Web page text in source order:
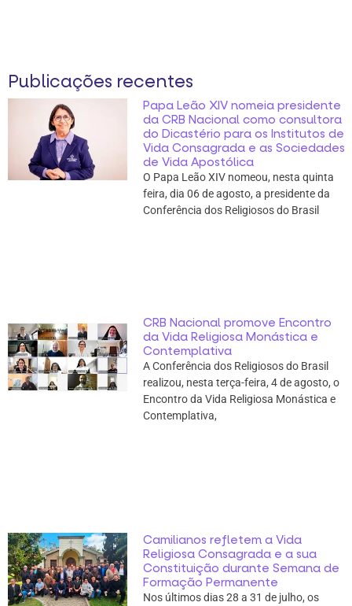
Publicações recentes
Papa Leão XIV nomeia presidente
da CRB Nacional como consultora
do Dicastério para os Institutos de
Vida Consagrada e as Sociedades
de Vida Apostólica
O Papa Leão XIV nomeou, nesta quinta
feira, dia 06 de agosto, a presidente da
Conferência dos Religiosos do Brasil
CRB Nacional promove Encontro
da Vida Religiosa Monástica e
Contemplativa
A Conferência dos Religiosos do Brasil
realizou, nesta terça-feira, 4 de agosto, o
Encontro da Vida Religiosa Monástica e
Contemplativa,
Camilianos refletem a Vida
Religiosa Consagrada e a sua
Constituição durante Semana de
Formação Permanente
Nos últimos dias 28 a 31 de julho, os